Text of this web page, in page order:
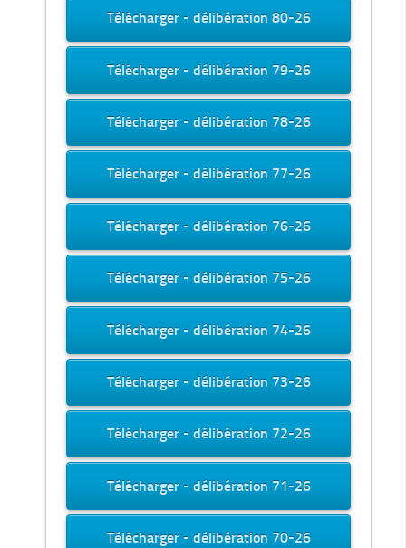
Télécharger - délibération 80-26
Télécharger - délibération 79-26
Télécharger - délibération 78-26
Télécharger - délibération 77-26
Télécharger - délibération 76-26
Télécharger - délibération 75-26
Télécharger - délibération 74-26
Télécharger - délibération 73-26
Télécharger - délibération 72-26
Télécharger - délibération 71-26
Télécharger - délibération 70-26